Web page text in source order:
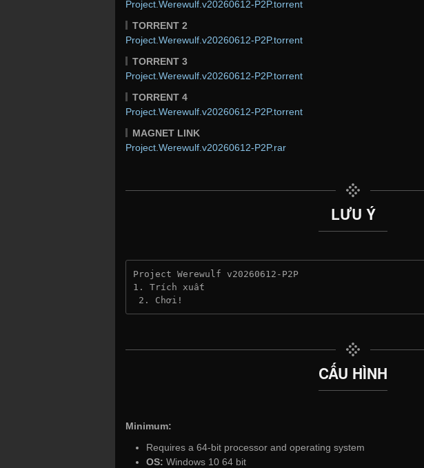
Project.Werewulf.v20260612-P2P.torrent
TORRENT 2
Project.Werewulf.v20260612-P2P.torrent
TORRENT 3
Project.Werewulf.v20260612-P2P.torrent
TORRENT 4
Project.Werewulf.v20260612-P2P.torrent
MAGNET LINK
Project.Werewulf.v20260612-P2P.rar
LƯU Ý
Project Werewulf v20260612-P2P
1. Trích xuất
2. Chơi!
CẤU HÌNH
Minimum:
Requires a 64-bit processor and operating system
OS: Windows 10 64 bit